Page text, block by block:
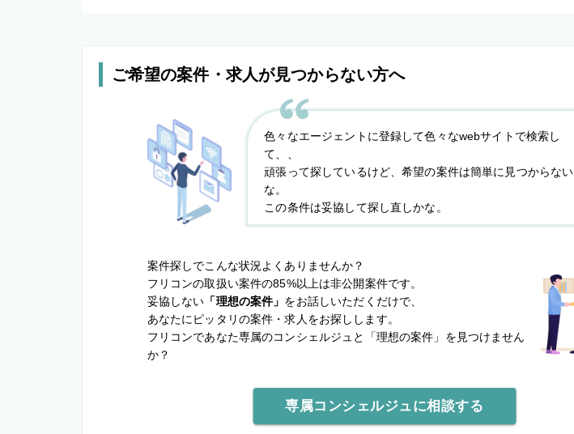
ご希望の案件・求人が見つからない方へ
色々なエージェントに登録して色々なwebサイトで検索し
て、、
頑張って探しているけど、希望の案件は簡単に見つからない
な。
この条件は妥協して探し直しかな。
案件探しでこんな状況よくありませんか？
フリコンの取扱い案件の85%以上は非公開案件です。
妥協しない 「理想の案件」 をお話しいただくだけで、
あなたにピッタリの案件・求人をお探しします。
フリコンであなた専属のコンシェルジュと
「理想の案件」を見つけません
か？
専属コンシェルジュに相談する